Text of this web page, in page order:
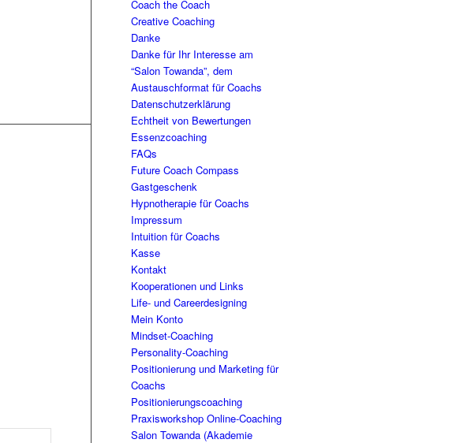
Coach the Coach
Creative Coaching
Danke
Danke für Ihr Interesse am
“Salon Towanda”, dem
Austauschformat für Coachs
Datenschutzerklärung
Echtheit von Bewertungen
Essenzcoaching
FAQs
Future Coach Compass
Gastgeschenk
Hypnotherapie für Coachs
Impressum
Intuition für Coachs
Kasse
Kontakt
Kooperationen und Links
Life- und Careerdesigning
Mein Konto
Mindset-Coaching
Personality-Coaching
Positionierung und Marketing für
Coachs
Positionierungscoaching
Praxisworkshop Online-Coaching
Salon Towanda (Akademie